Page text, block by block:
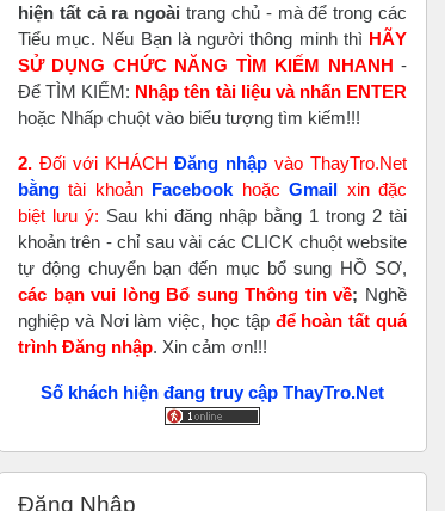
hiện tất cả ra ngoài trang chủ - mà để trong các
Tiểu mục. Nếu Bạn là người thông minh thì HÃY
SỬ DỤNG CHỨC NĂNG TÌM KIẾM NHANH -
Để TÌM KIẾM: Nhập tên tài liệu và nhấn ENTER
hoặc Nhấp chuột vào biểu tượng tìm kiếm!!!
2. Đối với KHÁCHĐăng nhập vào ThayTro.Net
bằng tài khoản Facebook hoặcGmail xin đặc
biệt lưu ý: Sau khi đăng nhập bằng 1 trong 2 tài
khoản trên - chỉ sau vài các CLICK chuột website
tự động chuyển bạn đến mục bổ sung HỒ SƠ,
các bạn vui lòng Bổ sung Thông tin về; Nghề
nghiệp và Nơi làm việc, học tập để hoàn tấtquá
trình Đăng nhập. Xin cảm ơn!!!
Số khách hiện đang truy cập ThayTro.Net
Đăng Nhập